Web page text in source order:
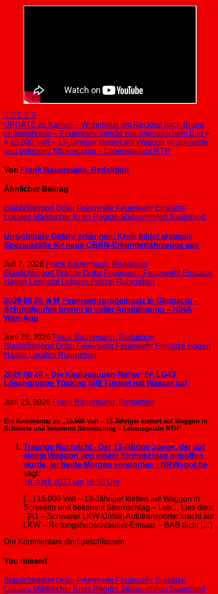
Beitragsnavigation
UPDATE zu Kamen – Wohnhaus am Reckhof nach Brand
unbewohnbar – Feuerwehr spricht von dramatischem Bild
15.000 Volt – 13-Jähriger klettert auf Waggon in Schwerte
und bekommt Stromschlag – Lebensgefahr RTH
Von Frank Bauermann, Redaktion
Ähnlicher Beitrag
Blaulichtreport Doku Feuerwehr Feuerwehr Einsätze
Lokales Märkischer Kreis Region Südwestfalen Sauerland
Unsichtbare Gefahr erkennen: Kreis bildet erstmals
Spezialkräfte für neue CBRN-Erkunderfahrzeuge aus
Juli 7, 2026 Frank Bauermann, Redaktion
Blaulichtreport Brände Doku Feuerwehr Feuerwehr Einsätze
Hagen Lennetal Lokales Polizei Ruhrgebiet
2026 06 28 🔥🚨 Feuerwehrgroßeinsatz in Glutnacht –
Schrotthaufen brennt in voller Ausdehnung – NINA
WarnApp
Juni 28, 2026 Frank Bauermann, Redaktion
Blaulichtreport Doku Feuerwehr Feuerwehr Einsätze Hagen
Haspe Lokales Ruhrgebiet
2026 06 24 – Die Kaulquappen-Retter: FF LG43
Löschgruppe Tücking füllt Tümpel mit Wasser auf
Juni 25, 2026 Frank Bauermann, Redaktion
Ein Kommentar zu „15.000 Volt – 13-Jähriger klettert auf Waggon in
Schwerte und bekommt Stromschlag – Lebensgefahr RTH“
Traurige Nachricht - Der 13-jährige Junge, der auf
einem Waggon von einem Stromschlag getroffen
wurde, ist heute Morgen verstorben - NRWspot.de
sagt:
19. April 2023 um 16:56 Uhr
[…] 15.000 Volt – 13-Jähriger klettert auf Waggon in
Schwerte und bekommt Stromschlag – Leb… Lies dies:
[A1 – Schwerer LKW-Unfall] Autotransporter kracht auf
LKW – Rettungshubschrauber-Einsatz – BAB dicht […]
Die Kommentare sind geschlossen.
You missed
Blaulichtreport Doku Feuerwehr Feuerwehr Einsätze
Lokales Märkischer Kreis Region Südwestfalen Sauerland